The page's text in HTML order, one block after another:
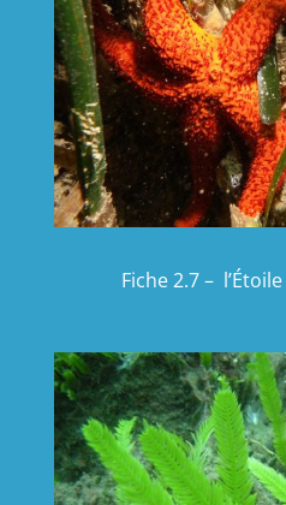
Fiche 2.7 – l’Étoile